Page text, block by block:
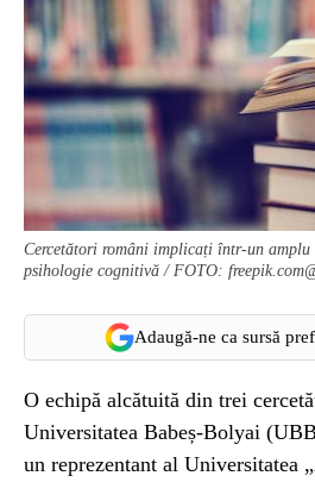
Cercetători români implicați într-un
psihologie cognitivă / FOTO:
Adaugă-ne ca sursă
O echipă alcătuită din trei
Universitatea Babeș‑Bolyai
un reprezentant al Universitatea